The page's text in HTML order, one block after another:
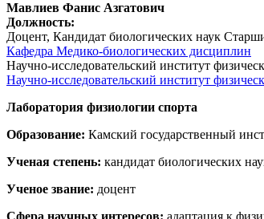
Мавлиев Фанис Азгатович
Должность:
Доцент, Кандидат биологических наук
Кафедра Медико-биологических дисциплин
Научно-исследовательский институт
Научно-исследовательский институт
Лаборатория физиологии спорта
Образование: Камский государственный
Ученая степень: кандидат биологических
Ученое звание: доцент